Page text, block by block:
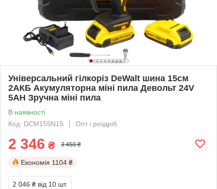
Універсальний гілкоріз DeWalt шина 15см
2АКБ Акумуляторна міні пила Девольт 24V
5AH Зручна міні пила
В наявності
Код: DCM155N15
Опт і роздріб
2 346 ₴ 3 450 ₴
Економія 1104 ₴
2 046 ₴ від 10 шт.